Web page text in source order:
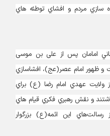
سازي مردم و افشاي توطئه هاي
امامان پس از علی بن موسی
و ظهور امام عصر(عج)، افشاسازي
عهدي امام رضا (ع) براي
و نقش رهبري فكري قيام هاي
اين ائمه(ع) بزرگوار